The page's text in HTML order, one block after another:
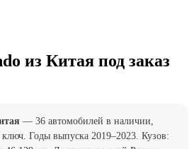
из Китая под заказ
— 36 автомобилей в наличии,
Годы выпуска 2019–2023. Кузов: